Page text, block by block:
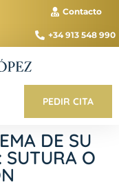
Contacto
+34 913 548 990
PEDIR CITA
DE SU
SUTURA O